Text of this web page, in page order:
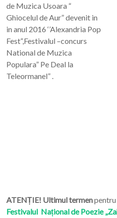
de Muzica Usoara “
Ghiocelul de Aur” devenit in
in anul 2016 ‘’Alexandria Pop
Fest“,Festivalul –concurs
National de Muzica
Populara” Pe Deal la
Teleormanel” .
ATENȚIE! Ultimul termen
Festivalul Național de Poezie